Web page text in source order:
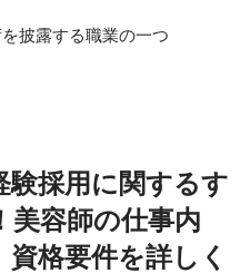
披露する職業の一つ
験採用に関するす
美容師の仕事内
格要件を詳しく